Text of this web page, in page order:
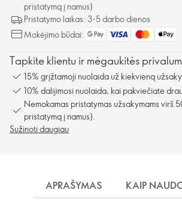
pristatymą į namus)
Pristatymo laikas: 3-5 darbo dienos
Mokėjimo būdai:
Tapkite klientu ir mėgaukitės
15% grįžtamoji nuolaida už kiekvieną
10% dalijimosi nuolaida, kai pakviečiate
Nemokamas pristatymas užsakymams virš
pristatymą į namus).
Sužinoti daugiau
APRAŠYMAS KAIP